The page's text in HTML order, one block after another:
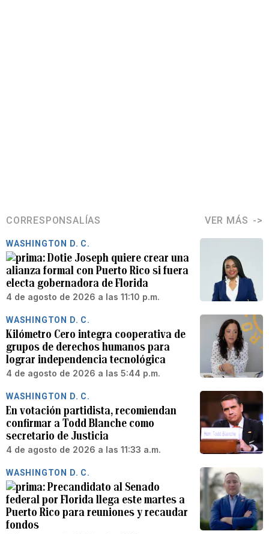
CORRESPONSALÍAS VER MÁS
WASHINGTON D. C.
Dotie Joseph quiere crear una
alianza formal con Puerto Rico si fuera
electa gobernadora de Florida
4 de agosto de 2026 a las 11:10 p.m.
WASHINGTON D. C.
Kilómetro Cero integra cooperativa de
grupos de derechos humanos para
lograr independencia tecnológica
4 de agosto de 2026 a las 5:44 p.m.
WASHINGTON D. C.
En votación partidista, recomiendan
confirmar a Todd Blanche como
secretario de Justicia
4 de agosto de 2026 a las 11:33 a.m.
WASHINGTON D. C.
Precandidato al Senado
federal por Florida llega este martes a
Puerto Rico para reuniones y recaudar
fondos